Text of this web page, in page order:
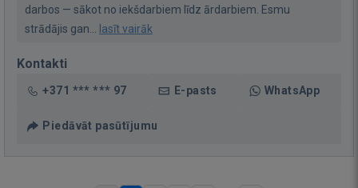
darbos — sākot no iekšdarbiem līdz ārdarbiem. Esmu
strādājis gan... lasīt vairāk
Kontakti
+371 *** *** 97 E-pasts WhatsApp
Piedāvāt pasūtījumu